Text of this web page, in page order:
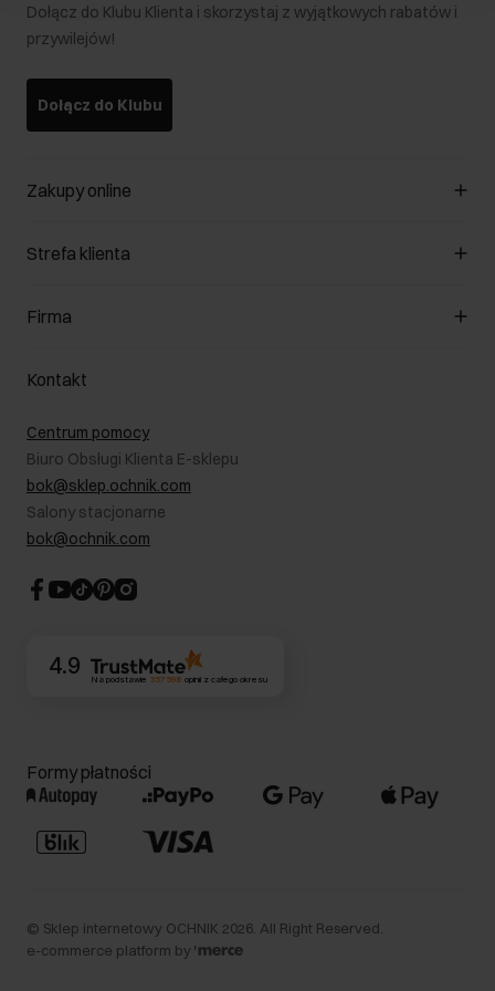
Dołącz do Klubu Klienta i skorzystaj z wyjątkowych rabatów i
przywilejów!
Dołącz do Klubu
Zakupy online
Zarządzaj cookies
Formy płatności
Jak dokonać zwrotu?
Strefa klienta
Klub Klienta
Zwróć produkty
W podróży
Karta podarunkowa
Bezpieczne zakupy
Blog
Firma
O nas
Salony
B2B - Sprzedaż dla firm
RODO- Polityka prywatności
Informacje prawne
Dla akcjonariuszy
CSR
Kontakt
Centrum pomocy
Biuro Obsługi Klienta E-sklepu
bok@sklep.ochnik.com
Salony stacjonarne
bok@ochnik.com
4.9
Na podstawie 357 598 opinii z całego okresu
Formy płatności
© Sklep internetowy OCHNIK 2026 . All Right Reserved.
e-commerce platform by